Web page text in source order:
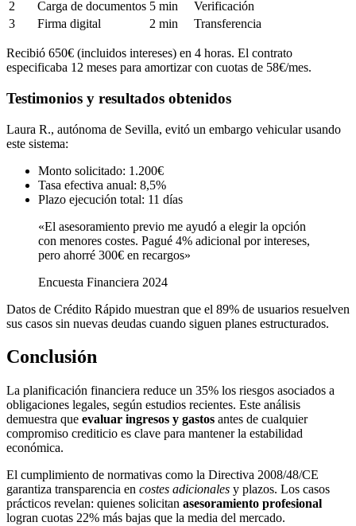
2 Carga de documentos 5 min
Verificación
3
Firma digital 2 min Transferencia
Recibió 650€ (incluidos intereses) en 4 horas. El contrato
especificaba 12 meses para amortizar con cuotas de 58€/mes.
Testimonios y resultados obtenidos
Laura R., autónoma de Sevilla, evitó un embargo vehicular usando
este sistema:
Monto solicitado: 1.200€
Tasa efectiva anual: 8,5%
Plazo ejecución total: 11 días
«El asesoramiento previo me ayudó a elegir la opción
con menores costes. Pagué 4% adicional por intereses,
pero ahorré 300€ en recargos»
Encuesta Financiera 2024
Datos de Crédito Rápido muestran que el 89% de usuarios resuelven
sus casos sin nuevas deudas cuando siguen planes estructurados.
Conclusión
La planificación financiera reduce un 35% los riesgos asociados a
obligaciones legales, según estudios recientes. Este análisis
demuestra que evaluar ingresos y gastos antes de cualquier
compromiso crediticio es clave para mantener la estabilidad
económica.
El cumplimiento de normativas como la Directiva 2008/48/CE
garantiza transparencia en costes adicionales y plazos. Los casos
prácticos revelan: quienes solicitan asesoramiento profesional
logran cuotas 22% más bajas que la media del mercado.